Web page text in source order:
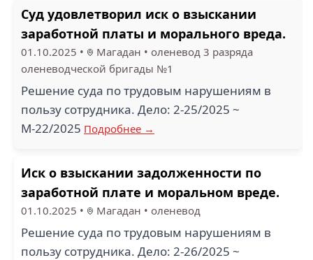
Суд удовлетворил иск о взыскании
заработной платы и морального вреда.
01.10.2025 • Магадан • оленевод 3 разряда
оленеводческой бригады №1
Решение суда по трудовым нарушениям в
пользу сотрудника. Дело: 2-25/2025 ~
М-22/2025 Подробнее →
Иск о взыскании задолженности по
заработной плате и моральном вреде.
01.10.2025 • Магадан • оленевод
Решение суда по трудовым нарушениям в
пользу сотрудника. Дело: 2-26/2025 ~